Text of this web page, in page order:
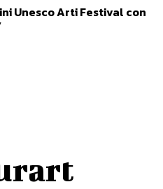
Unesco Arti Festival con